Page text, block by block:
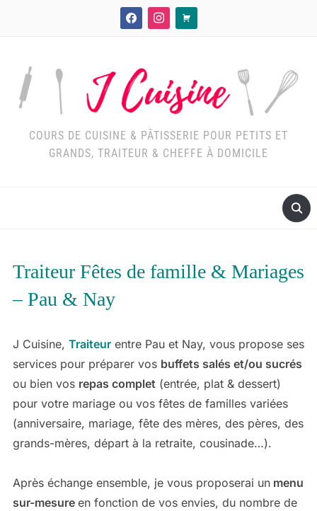
facebookinstagram
cart
COURS DE CUISINE & PÂTISSERIE POUR PETITS ET
GRANDS, TRAITEUR & CHEFFE À DOMICILE
Traiteur Fêtes de famille & Mariages
– Pau & Nay
J Cuisine, Traiteurentre Pau et Nay, vous propose ses
services pour préparer vos buffets salés et/ou sucrés
ou bien vos repas complet(entrée, plat & dessert)
pour votre mariage ou vos fêtes de familles variées
(anniversaire, mariage, fête des mères, des pères, des
grands-mères, départ à la retraite, cousinade…).
Après échange ensemble, je vous proposerai unmenu
sur-mesure en fonction de vos envies, du nombre de